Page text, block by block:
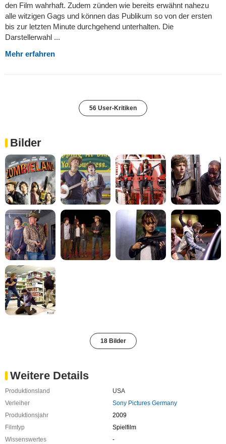
den Film wahrhaft. Zudem zünden wie bereits erwähnt nahezu
alle witzigen Gags und können das Publikum so von der ersten
bis zur letzten Minute durchgehend unterhalten. Die
Darstellerwahl ...
Mehr erfahren
56 User-Kritiken
Bilder
18 Bilder
Weitere Details
Produktionsland
USA
Verleiher
Sony Pictures Germany
Produktionsjahr
2009
Filmtyp
Spielfilm
Wissenswertes
-